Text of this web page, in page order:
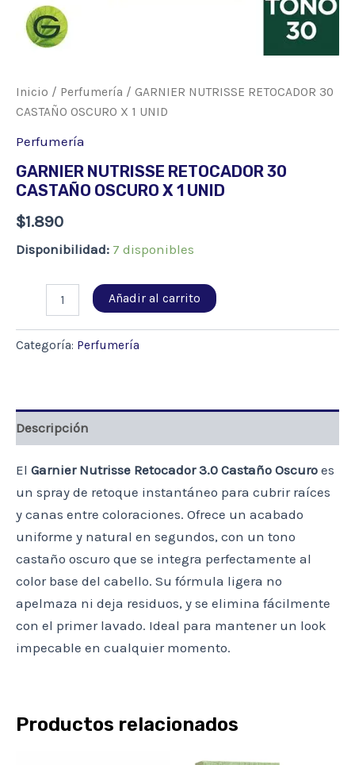
Inicio / Perfumería / GARNIER NUTRISSE RETOCADOR 30
CASTAÑO OSCURO X 1 UNID
Perfumería
GARNIER NUTRISSE RETOCADOR 30
CASTAÑO OSCURO X 1 UNID
$1.890
Disponibilidad: 7 disponibles
NUTRISSE
30
CASTAÑO
cantidad
Añadir al carrito
Categoría: Perfumería
Descripción
El Garnier Nutrisse Retocador 3.0 Castaño Oscuro es
un spray de retoque instantáneo para cubrir raíces
y canas entre coloraciones. Ofrece un acabado
uniforme y natural en segundos, con un tono
castaño oscuro que se integra perfectamente al
color base del cabello. Su fórmula ligera no
apelmaza ni deja residuos, y se elimina fácilmente
con el primer lavado. Ideal para mantener un look
impecable en cualquier momento.
Productos relacionados